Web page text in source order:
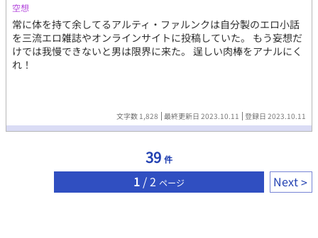
空想
常に体を持て余してるアルティ・ファルンクは自分製のエロ小話
を三流エロ雑誌やオンラインサイトに投稿していた。 もう妄想だ
けでは我慢できないと男は限界に来た。 逞しい肉棒をアナルにく
れ！
文字数 1,828 最終更新日 2023.10.11 登録日 2023.10.11
39 件
1 / 2 ページ Next